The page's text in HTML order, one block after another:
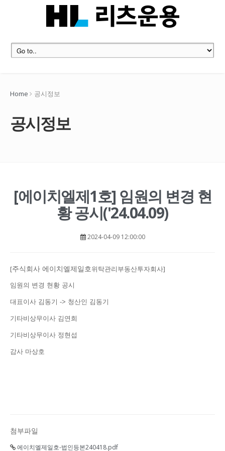
Home 공시정보
공시정보
[에이치엘제1호] 임원의 변경 현
황 공시('24.04.09)
2024-04-09 12:00:00
[주식회사 에이치엘제일호위탁관리부동산투자회사]
임원의 변경 현황 공시
대표이사 김동기 -> 청산인 김동기
기타비상무이사 김연희
기타비상무이사 정현섭
감사 마상호
첨부파일
에이치엘제일호-법인등본240418.pdf